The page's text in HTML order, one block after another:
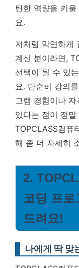
탄한 역량을 키
요.
저처럼 막연하게
계신 분이라면,
선택이 될 수 있
요. 단순히 강의
그램 경험이나
있다는 점이 정
TOPCLASS컴퓨
해 좀 더 자세히
2.
코딩 프로
드려요!
나에게 딱 맞